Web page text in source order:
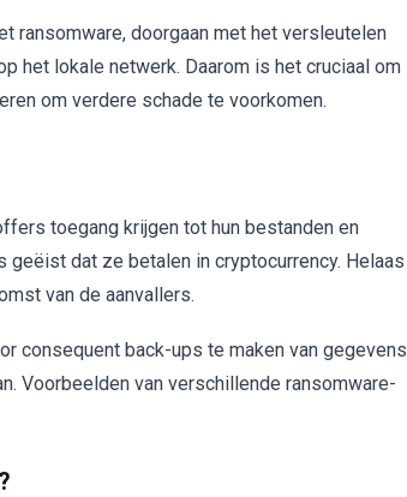
ransomware, doorgaan met het versleutelen
het lokale netwerk. Daarom is het cruciaal om
om verdere schade te voorkomen.
toegang krijgen tot hun bestanden en
dat ze betalen in cryptocurrency. Helaas
van de aanvallers.
consequent back-ups te maken van gegevens
Voorbeelden van verschillende ransomware-